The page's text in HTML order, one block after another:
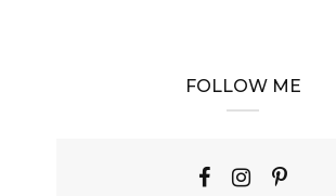
FOLLOW ME